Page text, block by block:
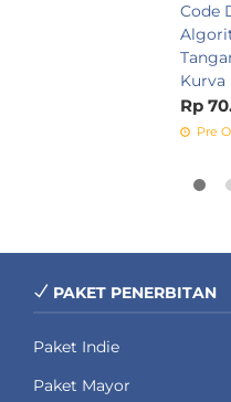
Code
Kurva
Rp
Pre
PAKET PENERBITAN
Paket Indie
Paket Mayor